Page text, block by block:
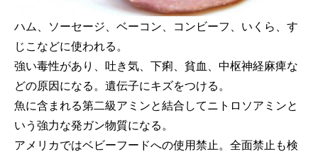
ハム、ソーセージ、ベーコン、コンビーフ、いくら、す
じこなどに使われる。
強い毒性があり、吐き気、下痢、貧血、中枢神経麻痺な
どの原因になる。遺伝子にキズをつける。
魚に含まれる第二級アミンと結合してニトロソアミンと
いう強力な発ガン物質になる。
アメリカではベビーフードへの使用禁止。全面禁止も検